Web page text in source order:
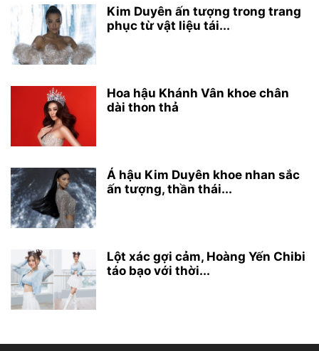
Kim Duyên ấn tượng trong trang
phục từ vật liệu tái...
Hoa hậu Khánh Vân khoe chân
dài thon thả
Á hậu Kim Duyên khoe nhan sắc
ấn tượng, thần thái...
Lột xác gợi cảm, Hoàng Yến Chibi
táo bạo với thời...